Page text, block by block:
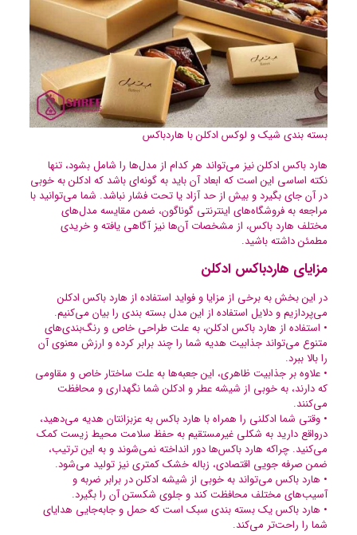
بسته بندی شیک و لوکس ادکلن با هاردباکس
هارد باکس ادکلن نیز می‌تواند هر کدام از مدل‌ها را شامل بشود، تنها
نکته اساسی این است که ابعاد آن باید به گونه‌ای باشد که ادکلن به خوبی
در آن جای بگیرد و بیش از حد آزاد یا تحت فشار نباشد. شما می‌توانید با
مراجعه به فروشگاه‌های اینترنتی گوناگون، ضمن مقایسه مدل‌های
مختلف هارد باکس، از مشخصات آن‌ها نیز آگاهی یافته و خریدی
مطمئن داشته باشید.
مزایای هاردباکس ادکلن
در این بخش به برخی از مزایا و فواید استفاده از هارد باکس ادکلن
می‌پردازیم و دلایل استفاده از این مدل بسته بندی را بیان می‌کنیم.
• استفاده از هارد باکس ادکلن، به علت طراحی خاص و رنگ‌بندی‌های
متنوع می‌تواند جذابیت هدیه شما را چند برابر کرده و ارزش معنوی آن
را بالا ببرد.
• علاوه بر جذابیت ظاهری، این جعبه‌ها به علت ساختار خاص و مقاومی
که دارند، به خوبی از شیشه عطر و ادکلن شما نگهداری و محافظت
می‌کنند.
• وقتی شما ادکلنی را همراه با هارد باکس به عزبزانتان هدیه می‌دهید،
درواقع دارید به شکلی غیرمستقیم به حفظ سلامت محیط زیست کمک
می‌کنید. چراکه هارد باکس‌ها دور انداخته نمی‌شوند و به این ترتیب،
ضمن صرفه جویی اقتصادی، زباله خشک کمتری نیز تولید می‌شود.
• هارد باکس می‌تواند به خوبی از شیشه ادکلن‌ در برابر ضربه و
آسیب‌های مختلف محافظت کند و جلوی شکستن آن‌ را بگیرد.
• هارد باکس یک بسته بندی سبک است که حمل و جابه‌جایی هدایای
شما را راحت‌تر می‌کند.